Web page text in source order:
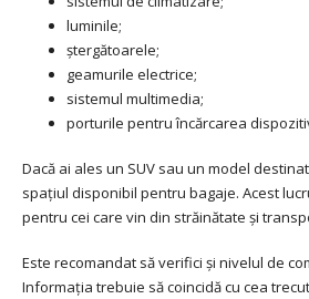
luminile;
ștergătoarele;
geamurile electrice;
sistemul multimedia;
porturile pentru încărcarea
Dacă ai ales un SUV sau un model
spațiul disponibil pentru bagaje. Acest
pentru cei care vin din străinătate și
Este recomandat să verifici și nivelul de
Informația trebuie să coincidă cu cea